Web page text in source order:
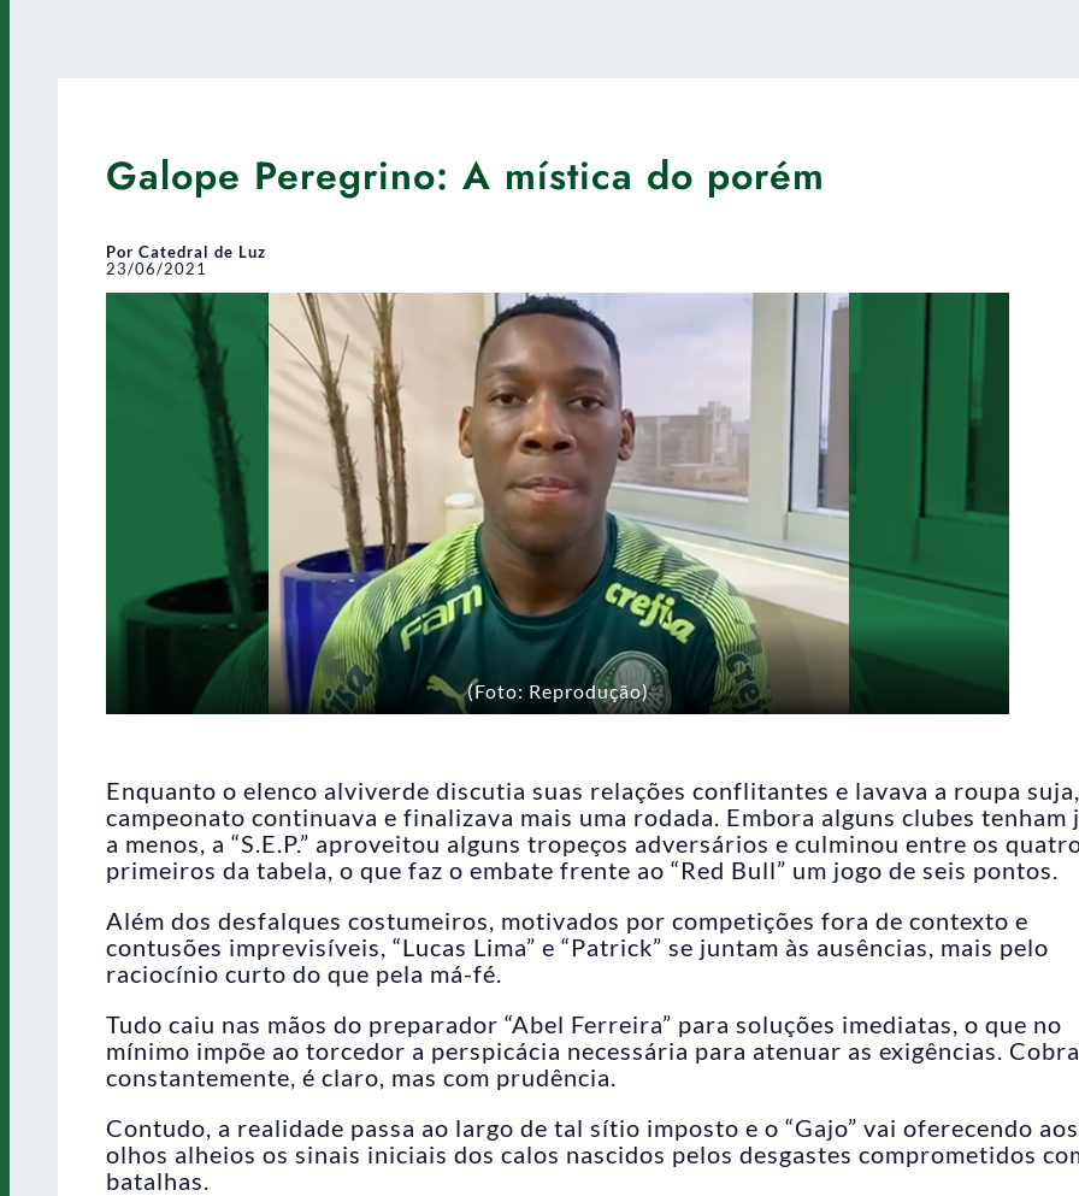
Galope Peregrino: A mística do porém
Por Catedral de Luz
23/06/2021
(Foto: Reprodução)
Enquanto o elenco alviverde discutia suas relações conflitantes e lavava a roupa
campeonato continuava e finalizava mais uma rodada. Embora alguns clubes tenham
a menos, a “S.E.P.” aproveitou alguns tropeços adversários e culminou entre os
primeiros da tabela, o que faz o embate frente ao “Red Bull” um jogo de seis pontos.
Além dos desfalques costumeiros, motivados por competições fora de contexto e
contusões imprevisíveis, “Lucas Lima” e “Patrick” se juntam às ausências, mais pelo
raciocínio curto do que pela má-fé.
Tudo caiu nas mãos do preparador “Abel Ferreira” para soluções imediatas, o que no
mínimo impõe ao torcedor a perspicácia necessária para atenuar as exigências.
constantemente, é claro, mas com prudência.
Contudo, a realidade passa ao largo de tal sítio imposto e o “Gajo” vai oferecendo aos
olhos alheios os sinais iniciais dos calos nascidos pelos desgastes comprometidos
batalhas.